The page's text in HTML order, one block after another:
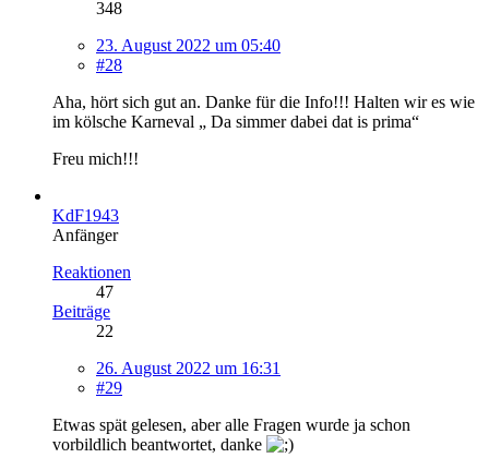
348
23. August 2022 um 05:40
#28
Aha, hört sich gut an. Danke für die Info!!! Halten wir es wie
im kölsche Karneval „ Da simmer dabei dat is prima“
Freu mich!!!
KdF1943
Anfänger
Reaktionen
47
Beiträge
22
26. August 2022 um 16:31
#29
Etwas spät gelesen, aber alle Fragen wurde ja schon
vorbildlich beantwortet, danke